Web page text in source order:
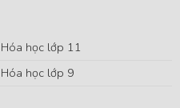
Hóa học lớp 11
Hóa học lớp 9